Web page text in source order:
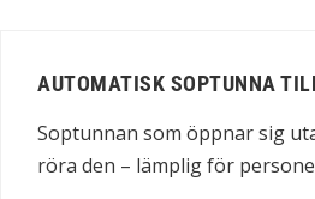
AUTOMATISK SOPTUNNA
Soptunnan som öppnar sig
röra den – lämplig för